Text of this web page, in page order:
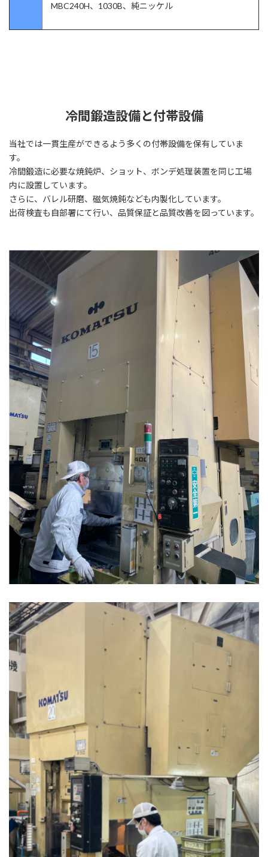
MBC240H、1030B、純ニッケル
冷間鍛造設備と付帯設備
当社では一貫生産ができるよう多くの付帯設備を保有していま
す。
冷間鍛造に必要な焼鈍炉、ショット、ボンデ処理装置を同じ工場
内に設置しています。
さらに、バレル研磨、磁気焼鈍なども内製化しています。
出荷検査も自部署にて行い、品質保証と品質改善を図っています。